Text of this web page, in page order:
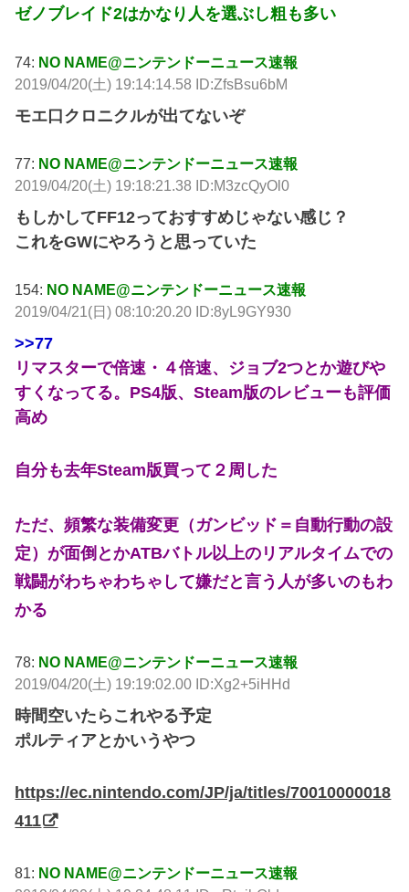
ゼノブレイド2はかなり人を選ぶし粗も多い
74: NO NAME@ニンテンドーニュース速報
2019/04/20(土) 19:14:14.58 ID:ZfsBsu6bM
モエ口クロニクルが出てないぞ
77: NO NAME@ニンテンドーニュース速報
2019/04/20(土) 19:18:21.38 ID:M3zcQyOl0
もしかしてFF12っておすすめじゃない感じ？
これをGWにやろうと思っていた
154: NO NAME@ニンテンドーニュース速報
2019/04/21(日) 08:10:20.20 ID:8yL9GY930
>>77
リマスターで倍速・４倍速、ジョブ2つとか遊びや
すくなってる。PS4版、Steam版のレビューも評価
高め
自分も去年Steam版買って２周した
ただ、頻繁な装備変更（ガンビッド＝自動行動の設
定）が面倒とかATBバトル以上のリアルタイムでの
戦闘がわちゃわちゃして嫌だと言う人が多いのもわ
かる
78: NO NAME@ニンテンドーニュース速報
2019/04/20(土) 19:19:02.00 ID:Xg2+5iHHd
時間空いたらこれやる予定
ポルティアとかいうやつ
https://ec.nintendo.com/JP/ja/titles/70010000018
411
81: NO NAME@ニンテンドーニュース速報